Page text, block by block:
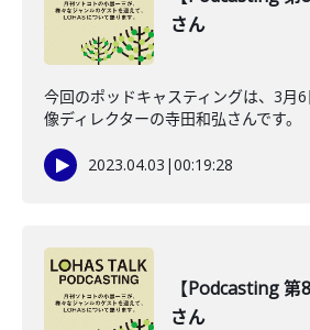
さん
今回のポッドキャスティングは、3月
像ディレクターの寺田和弘さんです。
2023.04.03 |00:19:28
【Podcasting
さん